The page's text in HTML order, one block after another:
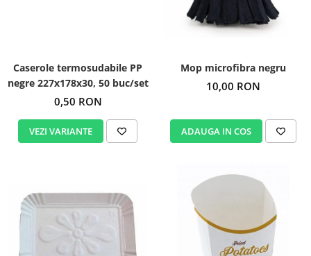
Caserole termosudabile PP
negre 227x178x30, 50 buc/set
0,50 RON
VEZI VARIANTE
Mop microfibra negru
10,00 RON
ADAUGA IN COS